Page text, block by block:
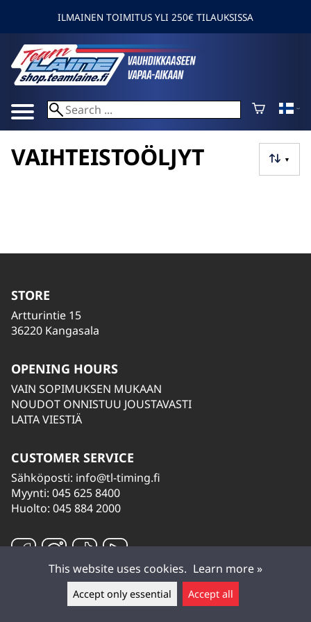
Leave a message ▲
ILMAINEN TOIMITUS YLI 250€ TILAUKSISSA
▼
VAIHTEISTOÖLJYT
STORE
Artturintie 15
36220 Kangasala
OPENING HOURS
VAIN SOPIMUKSEN MUKAAN
NOUDOT ONNISTUU JOUSTAVASTI
LAITA VIESTIÄ
CUSTOMER SERVICE
Sähköposti: info@tl-timing.fi
Myynti: 045 625 8400
Huolto: 045 884 2000
This website uses cookies. Learn more »
Accept only essential Accept all